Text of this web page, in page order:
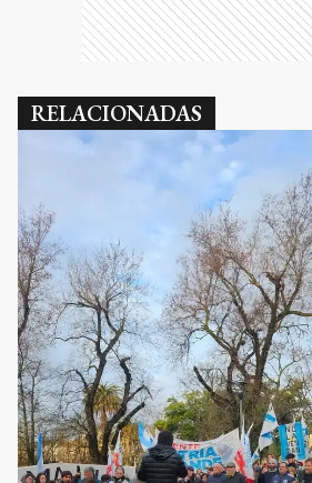
RELACIONADAS